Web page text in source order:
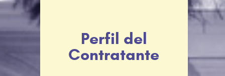
Perfil del
Contratante